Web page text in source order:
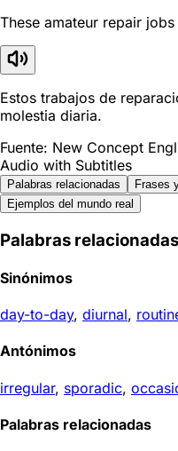
These amateur repair
Estos trabajos de
molestia diaria.
Fuente: New Concept
Audio with Subtitles
Palabras relacionadas Frases
Ejemplos del mundo real
Palabras relacionadas
Sinónimos
day-to-day, diurnal,
Antónimos
irregular, sporadic,
Palabras relacionadas